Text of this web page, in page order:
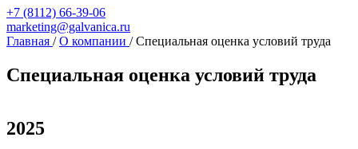
+7 (8112) 66-39-06
marketing@galvanica.ru
Главная / О компании / Специальная оценка условий труда
Специальная оценка условий труда
2025